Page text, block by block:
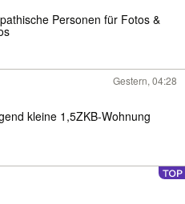
Personen für Fotos &
Gestern, 04:28
Suche dringend kleine 1,5ZKB-Wohnung